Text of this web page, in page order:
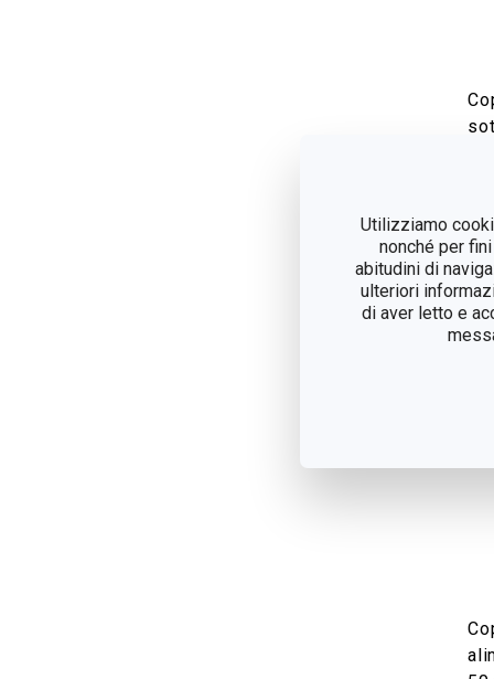
Utilizziamo
nonché per
abitudini di
ulteriori
di aver letto e